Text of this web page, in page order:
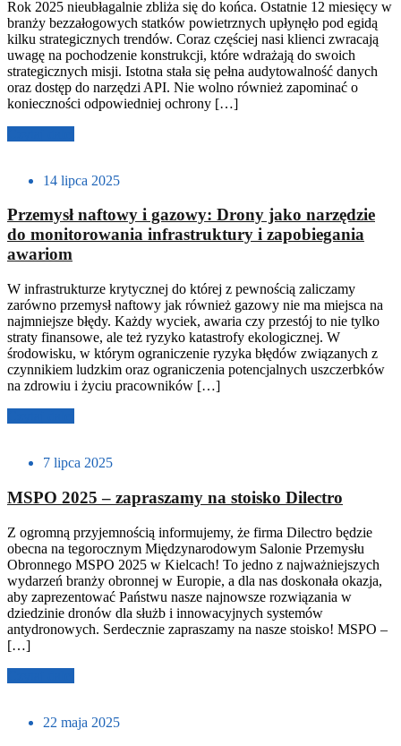
Rok 2025 nieubłagalnie zbliża się do końca. Ostatnie 12 miesięcy w
branży bezzałogowych statków powietrznych upłynęło pod egidą
kilku strategicznych trendów. Coraz częściej nasi klienci zwracają
uwagę na pochodzenie konstrukcji, które wdrażają do swoich
strategicznych misji. Istotna stała się pełna audytowalność danych
oraz dostęp do narzędzi API. Nie wolno również zapominać o
konieczności odpowiedniej ochrony […]
14 lipca 2025
Przemysł naftowy i gazowy: Drony jako narzędzie
do monitorowania infrastruktury i zapobiegania
awariom
W infrastrukturze krytycznej do której z pewnością zaliczamy
zarówno przemysł naftowy jak również gazowy nie ma miejsca na
najmniejsze błędy. Każdy wyciek, awaria czy przestój to nie tylko
straty finansowe, ale też ryzyko katastrofy ekologicznej. W
środowisku, w którym ograniczenie ryzyka błędów związanych z
czynnikiem ludzkim oraz ograniczenia potencjalnych uszczerbków
na zdrowiu i życiu pracowników […]
7 lipca 2025
MSPO 2025 – zapraszamy na stoisko Dilectro
Z ogromną przyjemnością informujemy, że firma Dilectro będzie
obecna na tegorocznym Międzynarodowym Salonie Przemysłu
Obronnego MSPO 2025 w Kielcach! To jedno z najważniejszych
wydarzeń branży obronnej w Europie, a dla nas doskonała okazja,
aby zaprezentować Państwu nasze najnowsze rozwiązania w
dziedzinie dronów dla służb i innowacyjnych systemów
antydronowych. Serdecznie zapraszamy na nasze stoisko! MSPO –
[…]
22 maja 2025